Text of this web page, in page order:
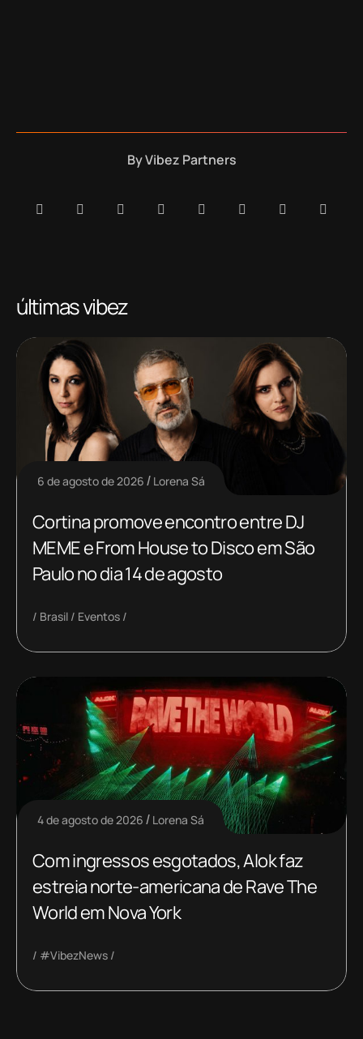
ByVibez Partners
últimas vibez
6 de agosto de 2026 Lorena Sá
Cortina promove encontro entre DJ
MEME e From House to Disco em São
Paulo no dia 14 de agosto
Brasil Eventos
4 de agosto de 2026 Lorena Sá
Com ingressos esgotados, Alok faz
estreia norte-americana de Rave The
World em Nova York
#VibezNews